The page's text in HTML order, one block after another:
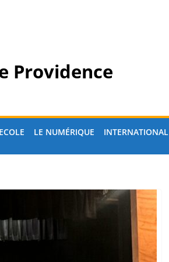
Providence
LE NUMÉRIQUE INTERNATIONAL